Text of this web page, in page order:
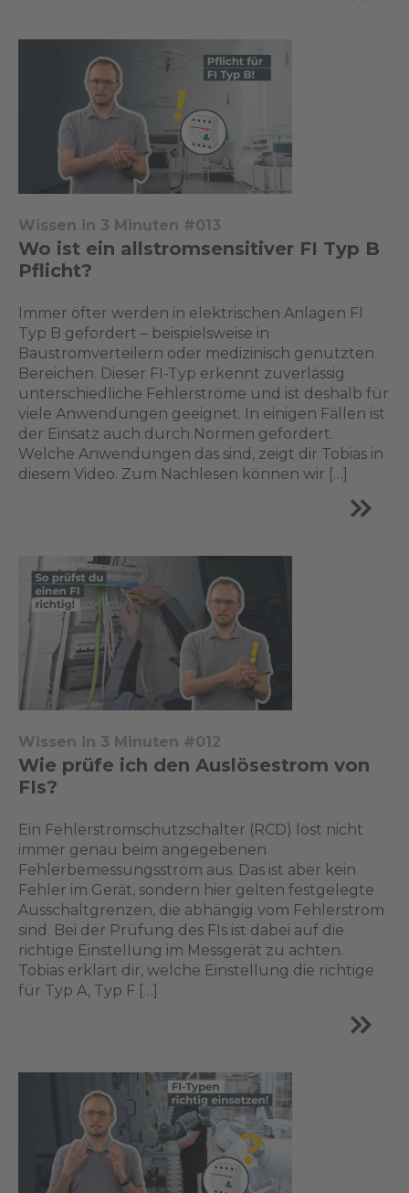
Wissen in 3 Minuten #013
Wo ist ein allstromsensitiver FI Typ B
Pflicht?
Immer öfter werden in elektrischen Anlagen FI
Typ B gefordert – beispielsweise in
Baustromverteilern oder medizinisch genutzten
Bereichen. Dieser FI-Typ erkennt zuverlässig
unterschiedliche Fehlerströme und ist deshalb für
viele Anwendungen geeignet. In einigen Fällen ist
der Einsatz auch durch Normen gefordert.
Welche Anwendungen das sind, zeigt dir Tobias in
diesem Video. Zum Nachlesen können wir […]
Wissen in 3 Minuten #012
Wie prüfe ich den Auslösestrom von
FIs?
Ein Fehlerstromschutzschalter (RCD) löst nicht
immer genau beim angegebenen
Fehlerbemessungsstrom aus. Das ist aber kein
Fehler im Gerät, sondern hier gelten festgelegte
Ausschaltgrenzen, die abhängig vom Fehlerstrom
sind. Bei der Prüfung des FIs ist dabei auf die
richtige Einstellung im Messgerät zu achten.
Tobias erklärt dir, welche Einstellung die richtige
für Typ A, Typ F […]